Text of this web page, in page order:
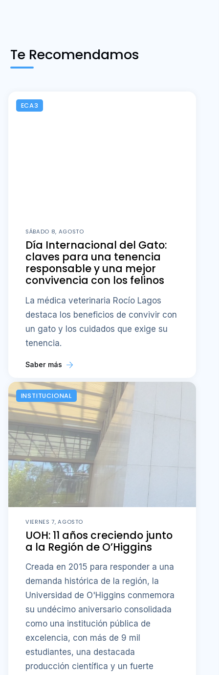
Te Recomendamos
ECA3
SÁBADO 8, AGOSTO
Día Internacional del Gato:
claves para una tenencia
responsable y una mejor
convivencia con los felinos
La médica veterinaria Rocío Lagos
destaca los beneficios de convivir con
un gato y los cuidados que exige su
tenencia.
Saber más
INSTITUCIONAL
VIERNES 7, AGOSTO
UOH: 11 años creciendo junto
a la Región de O’Higgins
Creada en 2015 para responder a una
demanda histórica de la región, la
Universidad de O'Higgins conmemora
su undécimo aniversario consolidada
como una institución pública de
excelencia, con más de 9 mil
estudiantes, una destacada
producción científica y un fuerte